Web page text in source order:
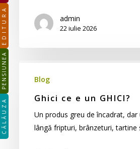
EDITURA
PENSIUNEA
CĂLĂUZA
admin
22 iulie 2026
GHICI?
Blog
Ghici ce e un GHICI?
Un produs greu de încadrat,
lângă fripturi, brânzeturi, tartine